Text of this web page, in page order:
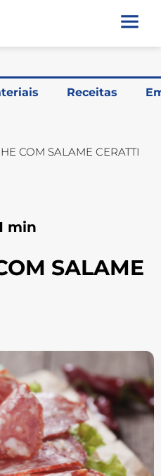
Receitas
COM SALAME CERATTI
min
SALAME